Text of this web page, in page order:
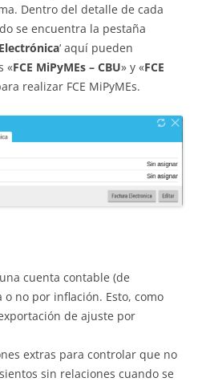
Dentro del detalle de cada
se encuentra la pestaña
‘ aquí pueden
«FCE MiPyMEs – CBU» y «FCE
realizar FCE MiPyMEs.
cuenta contable (de
o no por inflación. Esto, como
de ajuste por
extras para controlar que no
sin relaciones cuando se